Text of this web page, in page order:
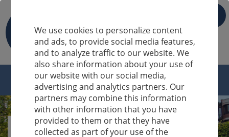
We use cookies to personalize content
and ads, to provide social media features,
and to analyze traffic to our website. We
also share information about your use of
our website with our social media,
advertising and analytics partners. Our
partners may combine this information
with other information that you have
provided to them or that they have
collected as part of your use of the